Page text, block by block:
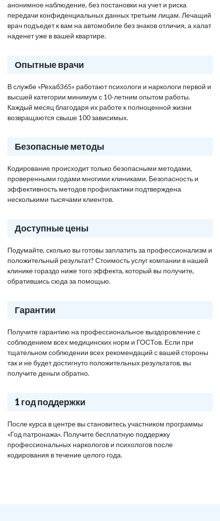
анонимное наблюдение, без постановки на учет и риска
передачи конфиденциальных данных третьим лицам. Лечащий
врач подъедет к вам на автомобиле без знаков отличия, а халат
наденет уже в вашей квартире.
Опытные врачи
В службе «Рехаб365» работают психологи и наркологи первой и
высшей категории минимум с 10-летним опытом работы.
Каждый месяц благодаря их работе к полноценной жизни
возвращаются свыше 100 зависимых.
Безопасные методы
Кодирование происходит только безопасными методами,
проверенными годами многими клиниками. Безопасность и
эффективность методов профилактики подтверждена
несколькими тысячами клиентов.
Доступные цены
Подумайте, сколько вы готовы заплатить за профессионализм и
положительный результат? Стоимость услуг компании в нашей
клинике гораздо ниже того эффекта, который вы получите,
обратившись сюда за помощью.
Гарантии
Получите гарантию на профессиональное выздоровление с
соблюдением всех медицинских норм и ГОСТов. Если при
тщательном соблюдении всех рекомендаций с вашей стороны
так и не будет достигнуто положительных результатов, вы
получите деньги обратно.
1 год поддержки
После курса в центре вы становитесь участником программы
«Год патронажа». Получите бесплатную поддержку
профессиональных наркологов и психологов после
кодирования в течение целого года.